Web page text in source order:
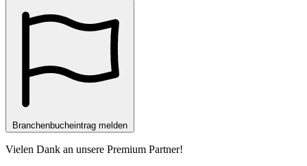
Branchenbucheintrag melden
Vielen Dank an unsere Premium Partner!